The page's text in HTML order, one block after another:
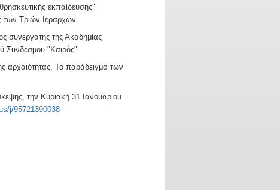
εκπαίδευσης"
των Τριών Ιεραρχών.
συνεργάτης της Ακαδημίας
Συνδέσμου "Καιρός".
αρχαιότητας. Το παράδειγμα των
την Κυριακή 31 Ιανουαρίου
j/95721390038